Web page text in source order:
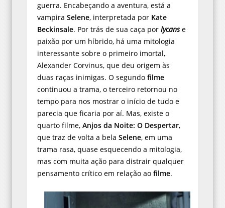
guerra. Encabeçando a aventura, está a
vampira Selene, interpretada por Kate
Beckinsale. Por trás de sua caça por lycanse
paixão por um híbrido, há uma mitologia
interessante sobre o primeiro imortal,
Alexander Corvinus, que deu origem às
duas raças inimigas. O segundo filme
continuou a trama, o terceiro retornou no
tempo para nos mostrar o início de tudo e
parecia que ficaria por aí. Mas, existe o
quarto filme, Anjos da Noite: O Despertar,
que traz de volta a bela Selene, em uma
trama rasa, quase esquecendo a mitologia,
mas com muita ação para distrair qualquer
pensamento crítico em relação ao filme.